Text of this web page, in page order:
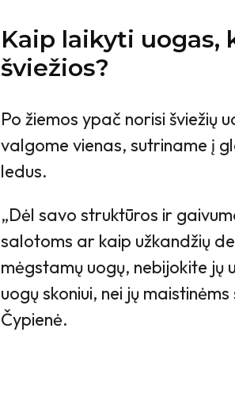
Kaip laikyti uogas,
šviežios?
Po žiemos ypač norisi šviežių
valgome vienas, sutriname į
ledus.
„Dėl savo struktūros ir
salotoms ar kaip užkandžių
mėgstamų uogų, nebijokite jų
uogų skoniui, nei jų
Čypienė.